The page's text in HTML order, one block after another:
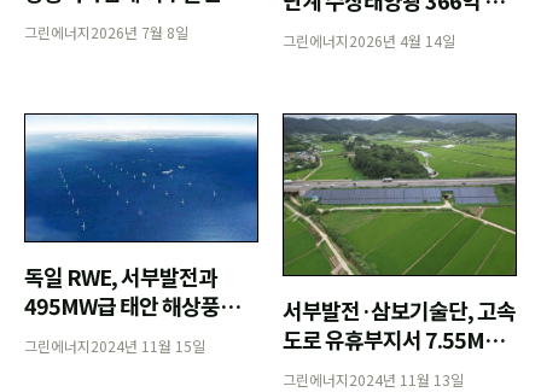
류
그린에너지2026년 7월 8일
달 채비
그린에너지2026년 4월 14일
독일 RWE, 서부발전과
495MW급 태안 해상풍력
공동 개발
그린에너지2024년 11월 15일
서부발전·삼보기술단, 고속
도로 유휴부지서 7.55MW
규모 태양광발전소 운영
그린에너지2024년 11월 13일